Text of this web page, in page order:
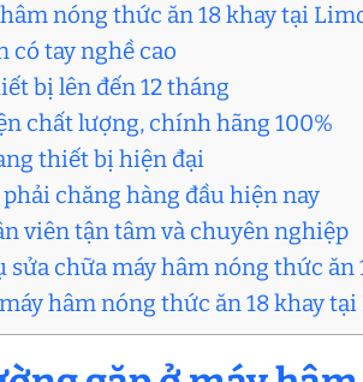
nóng thức ăn 18 khay tại
có tay nghề cao
bị lên đến 12 tháng
chất lượng, chính hãng 100%
thiết bị hiện đại
phải chăng hàng đầu hiện nay
viên tận tâm và chuyên nghiệp
sửa chữa máy hâm nóng thức ăn
hâm nóng thức ăn 18 khay